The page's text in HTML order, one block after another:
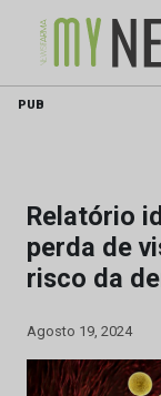
Skip
PUB
Relatório
perda de
risco da
Agosto 19, 2024